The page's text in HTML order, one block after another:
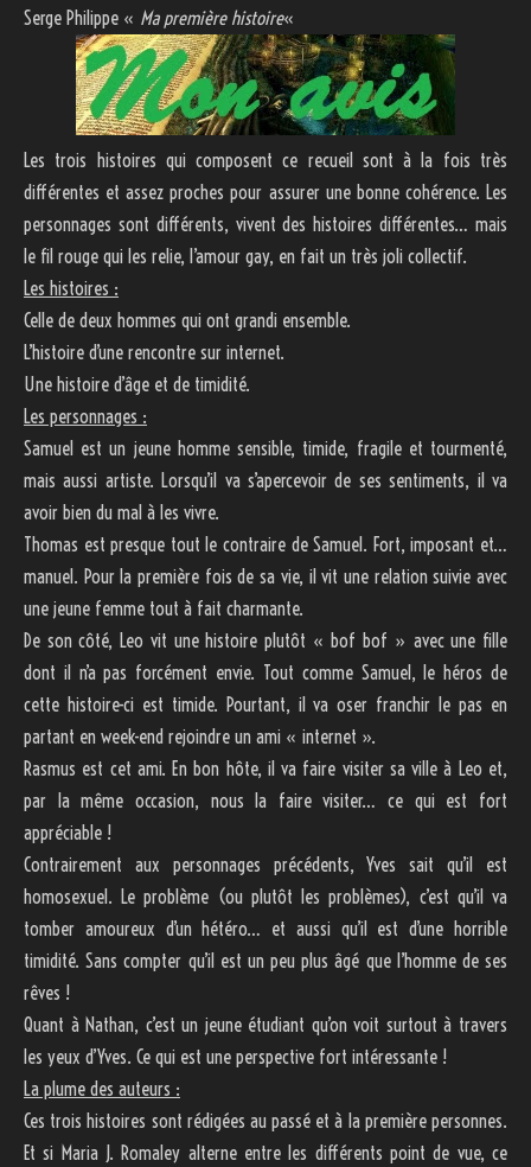
Serge Philippe « Ma première histoire«
Les trois histoires qui composent ce recueil sont à la fois très
différentes et assez proches pour assurer une bonne cohérence. Les
personnages sont différents, vivent des histoires différentes… mais
le fil rouge qui les relie, l’amour gay, en fait un très joli collectif.
Les histoires :
Celle de deux hommes qui ont grandi ensemble.
L’histoire d’une rencontre sur internet.
Une histoire d’âge et de timidité.
Les personnages :
Samuel est un jeune homme sensible, timide, fragile et tourmenté,
mais aussi artiste. Lorsqu’il va s’apercevoir de ses sentiments, il va
avoir bien du mal à les vivre.
Thomas est presque tout le contraire de Samuel. Fort, imposant et…
manuel. Pour la première fois de sa vie, il vit une relation suivie avec
une jeune femme tout à fait charmante.
De son côté, Leo vit une histoire plutôt « bof bof » avec une fille
dont il n’a pas forcément envie. Tout comme Samuel, le héros de
cette histoire-ci est timide. Pourtant, il va oser franchir le pas en
partant en week-end rejoindre un ami « internet ».
Rasmus est cet ami. En bon hôte, il va faire visiter sa ville à Leo et,
par la même occasion, nous la faire visiter… ce qui est fort
appréciable !
Contrairement aux personnages précédents, Yves sait qu’il est
homosexuel. Le problème (ou plutôt les problèmes), c’est qu’il va
tomber amoureux d’un hétéro… et aussi qu’il est d’une horrible
timidité. Sans compter qu’il est un peu plus âgé que l’homme de ses
rêves !
Quant à Nathan, c’est un jeune étudiant qu’on voit surtout à travers
les yeux d’Yves. Ce qui est une perspective fort intéressante !
La plume des auteurs :
Ces trois histoires sont rédigées au passé et à la première personnes.
Et si Maria J. Romaley alterne entre les différents point de vue, ce